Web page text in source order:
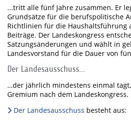
...tritt alle fünf Jahre zusammen. Er
Grundsätze für die berufspolitische
Richtlinien für die Haushaltsführung
Beiträge. Der Landeskongress
Satzungsänderungen und wählt in
Landesvorstand für die Dauer von
Der Landesausschuss…
…der jährlich mindestens einmal
Gremium nach dem Landeskongress.
Der Landesausschuss besteht aus: